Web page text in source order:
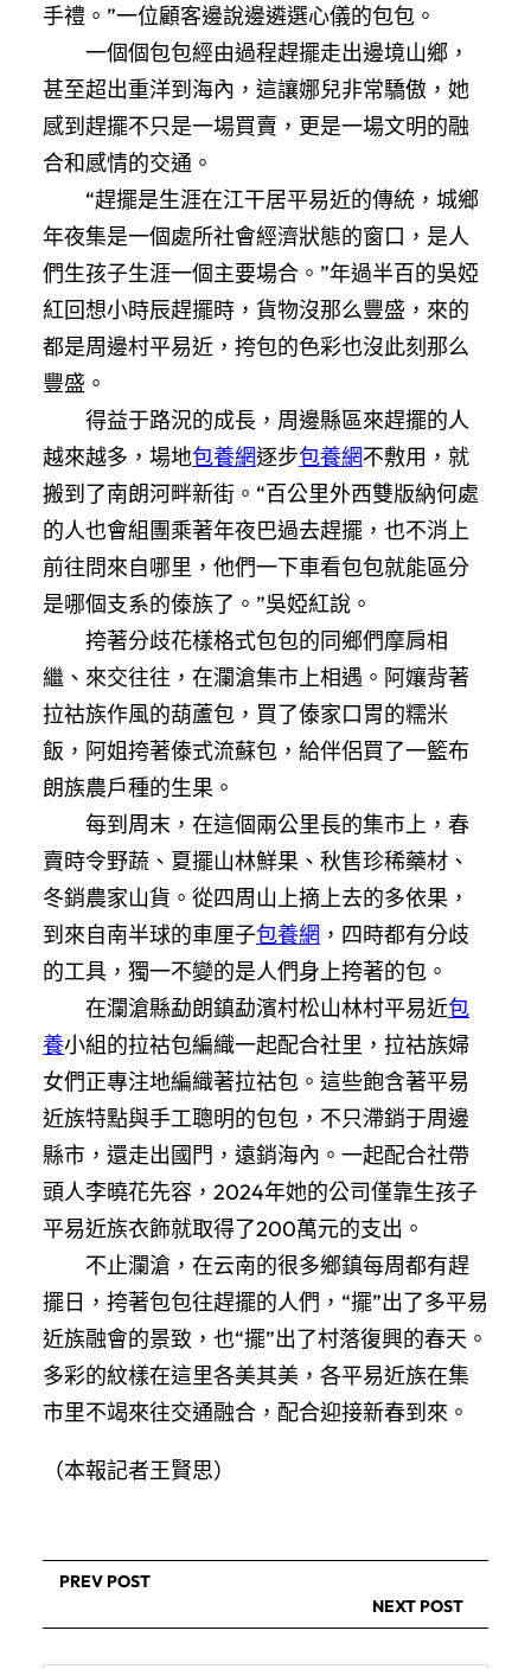
手禮。”一位顧客邊說邊遴選心儀的包包。
一個個包包經由過程趕擺走出邊境山鄉，
甚至超出重洋到海內，這讓娜兒非常驕傲，她
感到趕擺不只是一場買賣，更是一場文明的融
合和感情的交通。
“趕擺是生涯在江干居平易近的傳統，城鄉
年夜集是一個處所社會經濟狀態的窗口，是人
們生孩子生涯一個主要場合。”年過半百的吳婭
紅回想小時辰趕擺時，貨物沒那么豐盛，來的
都是周邊村平易近，挎包的色彩也沒此刻那么
豐盛。
得益于路況的成長，周邊縣區來趕擺的人
越來越多，場地包養網逐步包養網不敷用，就
搬到了南朗河畔新街。“百公里外西雙版納何處
的人也會組團乘著年夜巴過去趕擺，也不消上
前往問來自哪里，他們一下車看包包就能區分
是哪個支系的傣族了。”吳婭紅說。
挎著分歧花樣格式包包的同鄉們摩肩相
繼、來交往往，在瀾滄集市上相遇。阿孃背著
拉祜族作風的葫蘆包，買了傣家口胃的糯米
飯，阿姐挎著傣式流蘇包，給伴侶買了一籃布
朗族農戶種的生果。
每到周末，在這個兩公里長的集市上，春
賣時令野蔬、夏擺山林鮮果、秋售珍稀藥材、
冬銷農家山貨。從四周山上摘上去的多依果，
到來自南半球的車厘子包養網 ，四時都有分歧
的工具，獨一不變的是人們身上挎著的包。
在瀾滄縣勐朗鎮勐濱村松山林村平易近包
養小組的拉祜包編織一起配合社里，拉祜族婦
女們正專注地編織著拉祜包。這些飽含著平易
近族特點與手工聰明的包包，不只滯銷于周邊
縣市，還走出國門，遠銷海內。一起配合社帶
頭人李曉花先容，2024年她的公司僅靠生孩子
平易近族衣飾就取得了200萬元的支出。
不止瀾滄，在云南的很多鄉鎮每周都有趕
擺日，挎著包包往趕擺的人們，“擺”出了多平易
近族融會的景致，也“擺”出了村落復興的春天。
多彩的紋樣在這里各美其美，各平易近族在集
市里不竭來往交通融合，配合迎接新春到來。
（本報記者王賢思）
PREV POST
NEXT POST